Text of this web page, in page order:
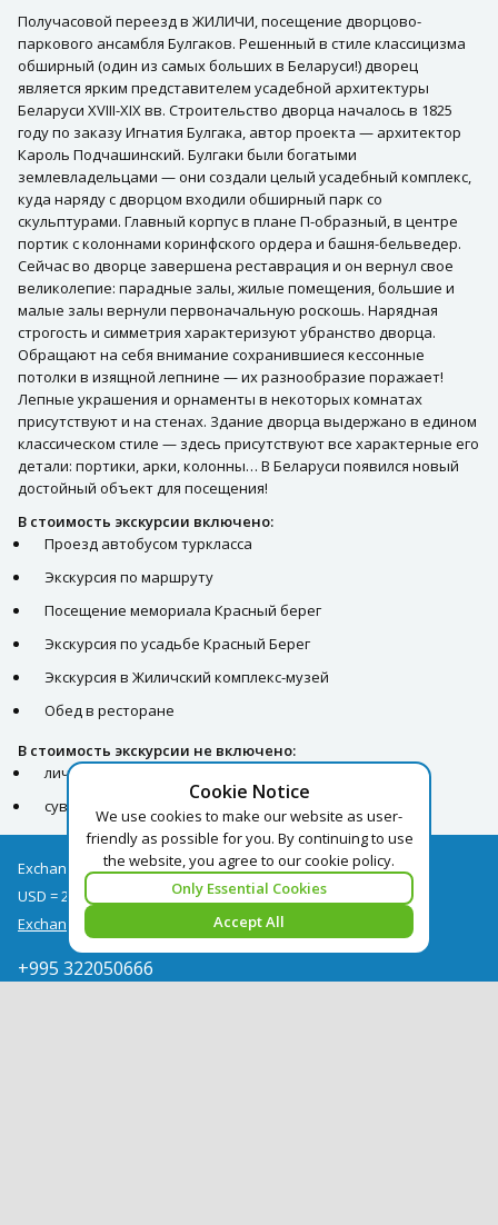
Получасовой переезд в ЖИЛИЧИ, посещение дворцово-
паркового ансамбля Булгаков. Решенный в стиле классицизма
обширный (один из самых больших в Беларуси!) дворец
является ярким представителем усадебной архитектуры
Беларуси XVIII-XIX вв. Строительство дворца началось в 1825
году по заказу Игнатия Булгака, автор проекта — архитектор
Кароль Подчашинский. Булгаки были богатыми
землевладельцами — они создали целый усадебный комплекс,
куда наряду с дворцом входили обширный парк со
скульптурами. Главный корпус в плане П-образный, в центре
портик с колоннами коринфского ордера и башня-бельведер.
Сейчас во дворце завершена реставрация и он вернул свое
великолепие: парадные залы, жилые помещения, большие и
малые залы вернули первоначальную роскошь. Нарядная
строгость и симметрия характеризуют убранство дворца.
Обращают на себя внимание сохранившиеся кессонные
потолки в изящной лепнине — их разнообразие поражает!
Лепные украшения и орнаменты в некоторых комнатах
присутствуют и на стенах. Здание дворца выдержано в едином
классическом стиле — здесь присутствуют все характерные его
детали: портики, арки, колонны… В Беларуси появился новый
достойный объект для посещения!
В стоимость экскурсии включено:
Проезд автобусом туркласса
Экскурсия по маршруту
Посещение мемориала Красный берег
Экскурсия по усадьбе Красный Берег
Экскурсия в Жиличский комплекс-музей
Обед в ресторане
В стоимость экскурсии не включено:
личные расходы
сувениры
Cookie Notice
We use cookies to make our website as user-
friendly as possible for you. By continuing to use
the website, you agree to our cookie policy.
Only Essential Cookies
Accept All
Exchange rates as of 07/08
USD = 2.68
EUR = 3.09
Exchange rate archive
+995 322050666